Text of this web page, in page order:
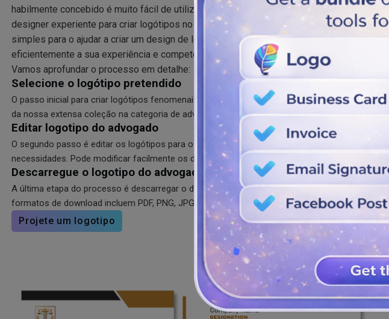
habilmente concebido é muito fácil de utilizar. Não há necessidade de contratar um
designer experiente para criar logótipos no nosso website. O processo inclui três passos
simples para o ajudar a criar um design de logótipo de defensor que comunique
eficientemente a sua experiência e competência em defesa de direitos entre os clientes.
Vamos aprofundar o processo em detalhe:
Selecione o logótipo pretendido
O passo inicial para criar logótipos fenomenais e esplêndidos é selecionar o logótipo desejado
da nossa extensa coleção na categoria de advogado.
Editar logotipo do advogado
O segundo passo é editar os logótipos para os personalizar de acordo com as suas
necessidades. Pode modificar facilmente os designs com a interface fácil de utilizar.
Descarregue o logotipo do advogado
A última etapa do processo é descarregar o design personalizado do website. Os nossos
formatos de download incluem PDF, PNG, JPG e SVG.
Projete um logotipo